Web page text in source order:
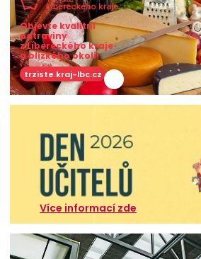
Objevte kvalitní
potraviny
z Libereckého kraje
a blízkého okolí!
trziste.kraj-lbc.cz
Více informací zde